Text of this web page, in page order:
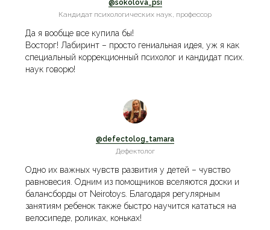
@sokolova_psi
Кандидат психологических наук, профессор
Да я вообще все купила бы!
Восторг! Лабиринт – просто гениальная идея, уж я как
специальный коррекционный психолог и кандидат псих.
наук говорю!
@defectolog_tamara
Дефектолог
Одно их важных чувств развития у детей – чувство
равновесия. Одним из помощников вселяются доски и
балансборды от Neirotoys. Благодаря регулярным
занятиям ребенок также быстро научится кататься на
велосипеде, роликах, коньках!